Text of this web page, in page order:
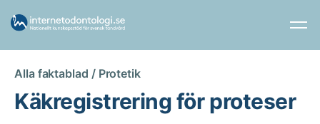
Alla faktablad / Protetik
Käkregistrering för proteser